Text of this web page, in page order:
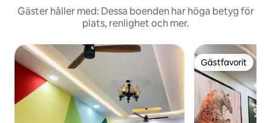
Gäster håller med: Dessa boenden har höga betyg för
plats, renlighet och mer.
Gästfavorit
Gästfavorit